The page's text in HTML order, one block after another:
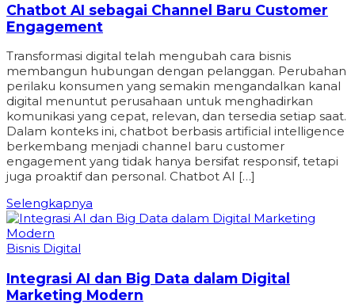
Chatbot AI sebagai Channel Baru Customer
Engagement
Transformasi digital telah mengubah cara bisnis
membangun hubungan dengan pelanggan. Perubahan
perilaku konsumen yang semakin mengandalkan kanal
digital menuntut perusahaan untuk menghadirkan
komunikasi yang cepat, relevan, dan tersedia setiap saat.
Dalam konteks ini, chatbot berbasis artificial intelligence
berkembang menjadi channel baru customer
engagement yang tidak hanya bersifat responsif, tetapi
juga proaktif dan personal. Chatbot AI […]
Selengkapnya
Bisnis Digital
Integrasi AI dan Big Data dalam Digital
Marketing Modern